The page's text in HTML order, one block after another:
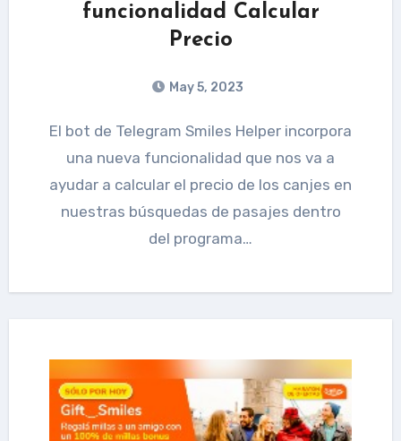
funcionalidad Calcular
Precio
May 5, 2023
El bot de Telegram Smiles Helper incorpora
una nueva funcionalidad que nos va a
ayudar a calcular el precio de los canjes en
nuestras búsquedas de pasajes dentro
del programa…